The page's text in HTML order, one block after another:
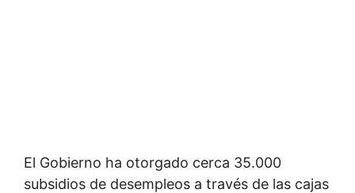
El Gobierno ha otorgado cerca 35.000
subsidios de desempleos a través de las cajas